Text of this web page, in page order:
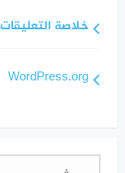
خلاصة التعليقات
WordPress.org
البحث